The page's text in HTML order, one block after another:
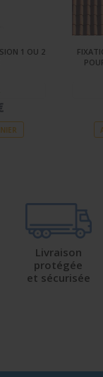
1 OU 2
Livraison
protégée
et sécurisée